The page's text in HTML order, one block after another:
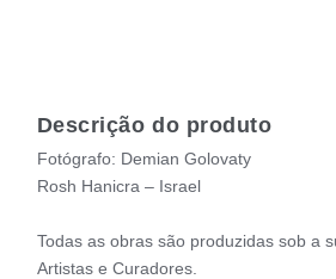
Descrição do produto
Fotógrafo: Demian Golovaty
Rosh Hanicra – Israel
Todas as obras são produzidas sob a
Artistas e Curadores.